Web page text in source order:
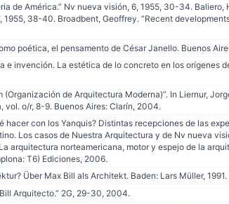
de América.” Nv nueva visión, 6, 1955, 30-34.
1955, 38-40. Broadbent, Geoffrey. “Recent
poética, el pensamento de César Janello. Buenos
e invención. La estética de lo concreto en los orígenes
(Organización de Arquitectura Moderna)”. In Liernur,
vol. o/r, 8-9. Buenos Aires: Clarín, 2004.
hacer con los Yanquis? Distintas recepciones de las
Los casos de Nuestra Arquitectura y de Nv nueva
arquitectura norteamericana, motor y espejo de la
T6) Ediciones, 2006.
Über Max Bill als Architekt. Baden: Lars Müller, 1991.
Arquitecto.” 2G, 29-30, 2004.